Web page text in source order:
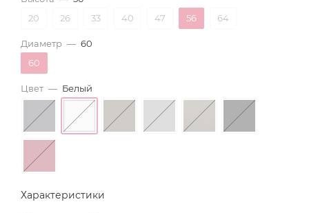
20
26 33 40 47 56 64
Диаметр — 60
60
Цвет — Белый
Характеристики